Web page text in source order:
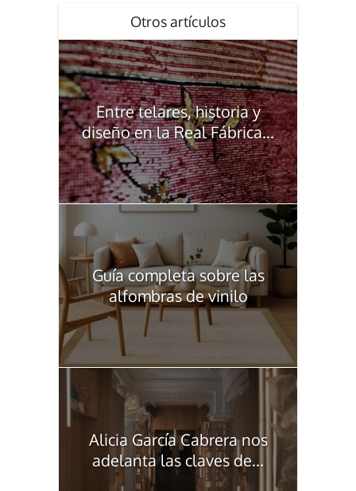
Otros artículos
Entre telares, historia y
diseño en la Real Fábrica...
Guía completa sobre las
alfombras de vinilo
Alicia García Cabrera nos
adelanta las claves de...